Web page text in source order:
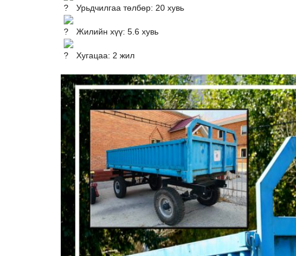
Урьдчилгаа төлбөр: 20 хувь
Жилийн хүү: 5.6 хувь
Хугацаа: 2 жил